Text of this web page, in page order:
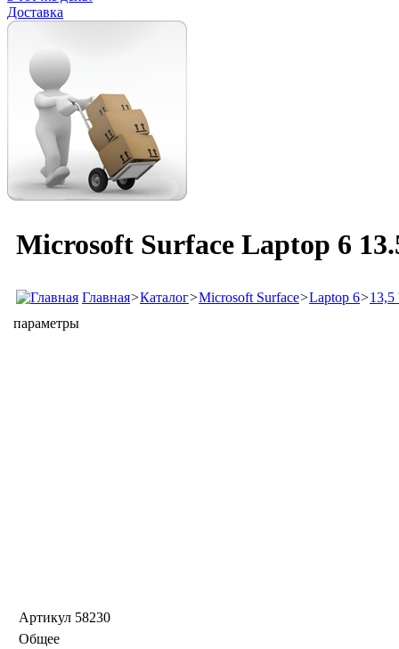
Доставка
Microsoft Surface Laptop 6
Главная>Каталог>Microsoft Surface>Laptop 6>13,5
параметры
Артикул 58230
Общее